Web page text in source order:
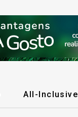
All-Inclusive